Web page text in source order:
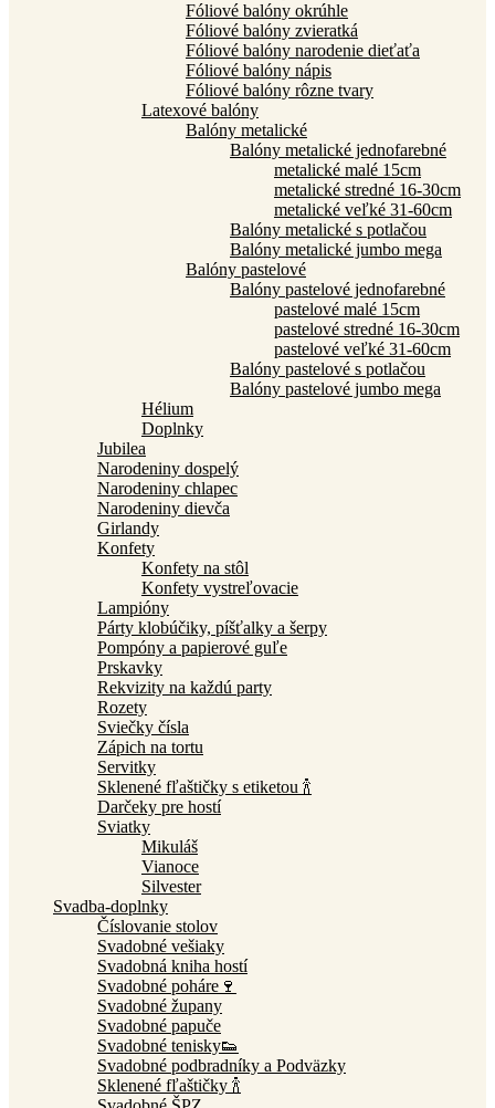
Fóliové balóny okrúhle
Fóliové balóny zvieratká
Fóliové balóny narodenie dieťaťa
Fóliové balóny nápis
Fóliové balóny rôzne tvary
Latexové balóny
Balóny metalické
Balóny metalické jednofarebné
metalické malé 15cm
metalické stredné 16-30cm
metalické veľké 31-60cm
Balóny metalické s potlačou
Balóny metalické jumbo mega
Balóny pastelové
Balóny pastelové jednofarebné
pastelové malé 15cm
pastelové stredné 16-30cm
pastelové veľké 31-60cm
Balóny pastelové s potlačou
Balóny pastelové jumbo mega
Hélium
Doplnky
Jubilea
Narodeniny dospelý
Narodeniny chlapec
Narodeniny dievča
Girlandy
Konfety
Konfety na stôl
Konfety vystreľovacie
Lampióny
Párty klobúčiky, píšťalky a šerpy
Pompóny a papierové guľe
Prskavky
Rekvizity na každú party
Rozety
Sviečky čísla
Zápich na tortu
Servitky
Sklenené fľaštičky s etiketou 🍾
Darčeky pre hostí
Sviatky
Mikuláš
Vianoce
Silvester
Svadba-doplnky
Číslovanie stolov
Svadobné vešiaky
Svadobná kniha hostí
Svadobné poháre🍷
Svadobné župany
Svadobné papuče
Svadobné tenisky👟
Svadobné podbradníky a Podväzky
Sklenené fľaštičky 🍾